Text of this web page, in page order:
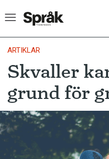
Hem
Artiklar
Krönikor
Språkfrågor
Skrivtips
ARTIKLAR
Skvaller
grund för